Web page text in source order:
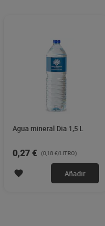
Agua mineral Dia 1,5 L
0,27 € (0,18 €/LITRO)
Añadir